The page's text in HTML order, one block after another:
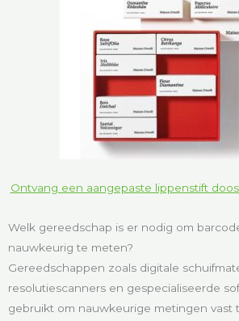
Ontvang een aangepaste lippenstift
Welk gereedschap is er nodig om
nauwkeurig te meten?
Gereedschappen zoals digitale
resolutiescanners en gespecialiseerde
gebruikt om nauwkeurige metingen vast